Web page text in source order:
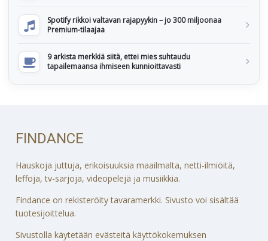
Spotify rikkoi valtavan rajapyykin – jo 300 miljoonaa
Premium-tilaajaa
9 arkista merkkiä siitä, ettei mies suhtaudu
tapailemaansa ihmiseen kunnioittavasti
FINDANCE
Hauskoja juttuja, erikoisuuksia maailmalta, netti-ilmiöitä,
leffoja, tv-sarjoja, videopelejä ja musiikkia.
Findance on rekisteröity tavaramerkki. Sivusto voi sisältää
tuotesijoittelua.
Sivustolla käytetään evästeitä käyttökokemuksen